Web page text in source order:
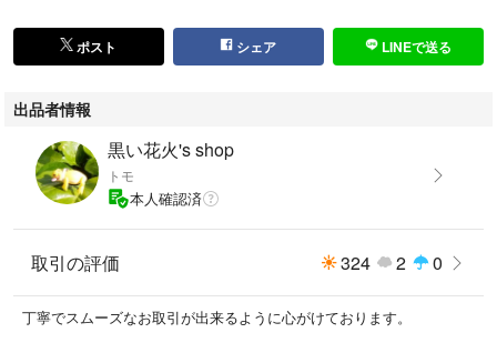
ポスト シェア LINEで送る
出品者情報
黒い花火's shop
トモ
本人確認済
取引の評価 324 2 0
丁寧でスムーズなお取引が出来るように心がけております。